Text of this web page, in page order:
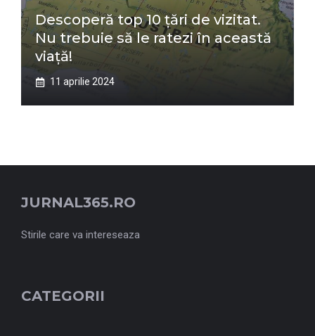
Descoperă top 10 țări de vizitat.
Nu trebuie să le ratezi în această
viață!
11 aprilie 2024
JURNAL365.RO
Stirile care va intereseaza
CATEGORII